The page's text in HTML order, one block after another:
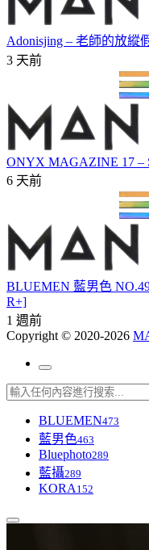
Adonisjing – 老師的放縱
3 天前
ONYX MAGAZINE 17 –
6 天前
BLUEMEN 藍男色
R+]
1 週前
Copyright © 2020-2026
BLUEMEN473
藍男色463
Bluephoto289
藍攝289
KORA 152